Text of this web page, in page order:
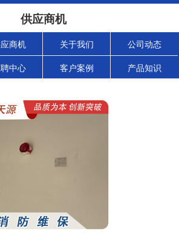
供应商机
商机 关于我们 公司动态
中心 客户案例 产品知识